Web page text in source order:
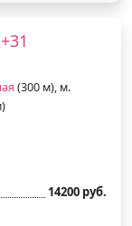
(300 м), м.
14200 руб.